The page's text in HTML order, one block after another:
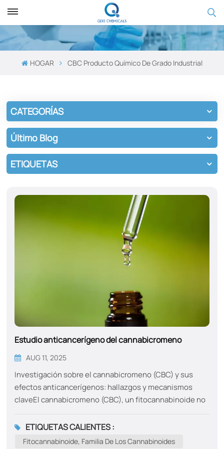
HOGAR CBC Producto Químico De Grado Industrial
CATEGORÍAS
Último Blog
ETIQUETAS
Estudio anticancerígeno del cannabicromeno
AUG 11, 2025
Investigación sobre el cannabicromeno (CBC) y sus
efectos anticancerígenos: hallazgos y mecanismos
claveEl cannabicromeno (CBC), un fitocannabinoide no
convertido en un candidato prometedor para la terapia
contra el cáncer. A continuación, se presenta una
ETIQUETAS CALIENTES :
Fitocannabinoide, Familia De Los Cannabinoides